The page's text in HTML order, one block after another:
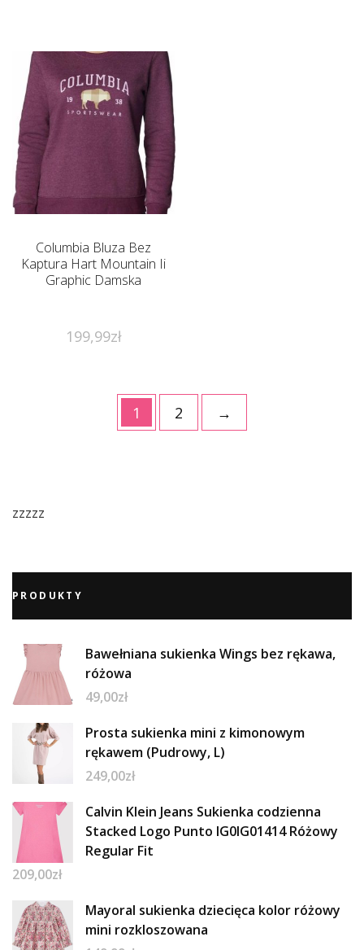
Columbia Bluza Bez
Kaptura Hart Mountain Ii
Graphic Damska
199,99zł
1 2 →
zzzzz
PRODUKTY
Bawełniana sukienka Wings bez rękawa,
różowa
49,00zł
Prosta sukienka mini z kimonowym
rękawem (Pudrowy, L)
249,00zł
Calvin Klein Jeans Sukienka codzienna
Stacked Logo Punto IG0IG01414 Różowy
Regular Fit
209,00zł
Mayoral sukienka dziecięca kolor różowy
mini rozkloszowana